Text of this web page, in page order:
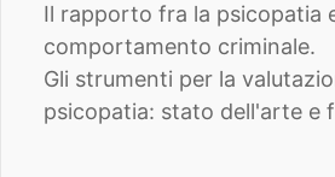
Il rapporto fra la psicopatia
comportamento criminale.
Gli strumenti per la
psicopatia: stato dell'arte e